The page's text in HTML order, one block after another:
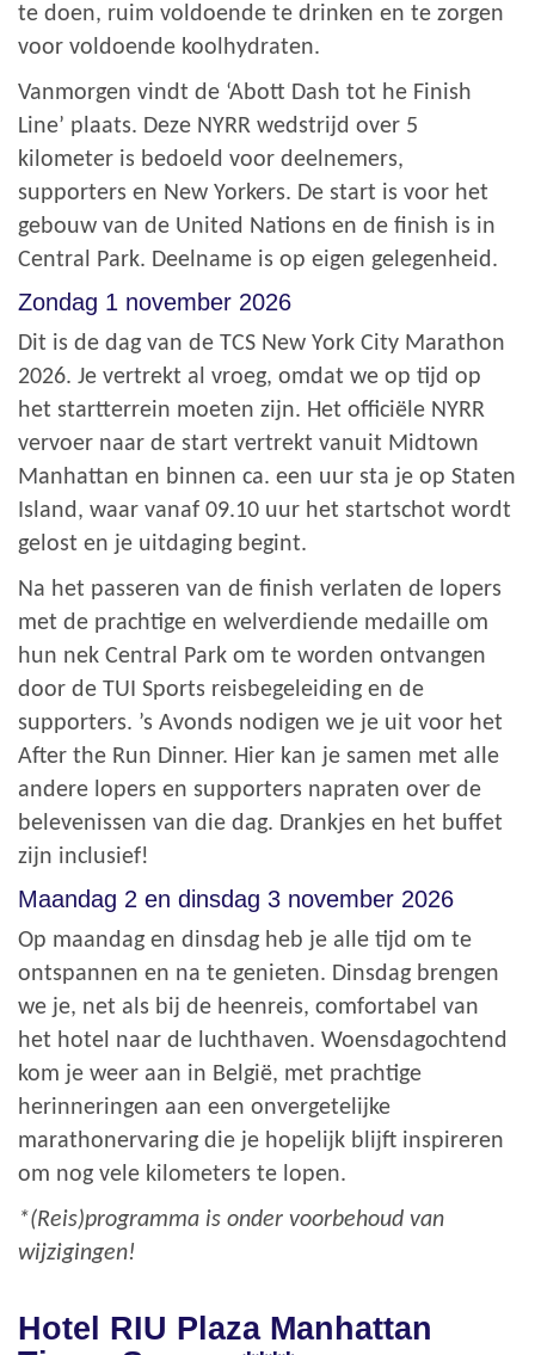
te doen, ruim voldoende te drinken en te zorgen
voor voldoende koolhydraten.
Vanmorgen vindt de ‘Abott Dash tot he Finish
Line’ plaats. Deze NYRR wedstrijd over 5
kilometer is bedoeld voor deelnemers,
supporters en New Yorkers. De start is voor het
gebouw van de United Nations en de finish is in
Central Park. Deelname is op eigen gelegenheid.
Zondag 1 november 2026
Dit is de dag van de TCS New York City Marathon
2026. Je vertrekt al vroeg, omdat we op tijd op
het startterrein moeten zijn. Het officiële NYRR
vervoer naar de start vertrekt vanuit Midtown
Manhattan en binnen ca. een uur sta je op Staten
Island, waar vanaf 09.10 uur het startschot wordt
gelost en je uitdaging begint.
Na het passeren van de finish verlaten de lopers
met de prachtige en welverdiende medaille om
hun nek Central Park om te worden ontvangen
door de TUI Sports reisbegeleiding en de
supporters. ’s Avonds nodigen we je uit voor het
After the Run Dinner. Hier kan je samen met alle
andere lopers en supporters napraten over de
belevenissen van die dag. Drankjes en het buffet
zijn inclusief!
Maandag 2 en dinsdag 3 november 2026
Op maandag en dinsdag heb je alle tijd om te
ontspannen en na te genieten. Dinsdag brengen
we je, net als bij de heenreis, comfortabel van
het hotel naar de luchthaven. Woensdagochtend
kom je weer aan in België, met prachtige
herinneringen aan een onvergetelijke
marathonervaring die je hopelijk blijft inspireren
om nog vele kilometers te lopen.
*(Reis)programma is onder voorbehoud van
wijzigingen!
Hotel RIU Plaza Manhattan